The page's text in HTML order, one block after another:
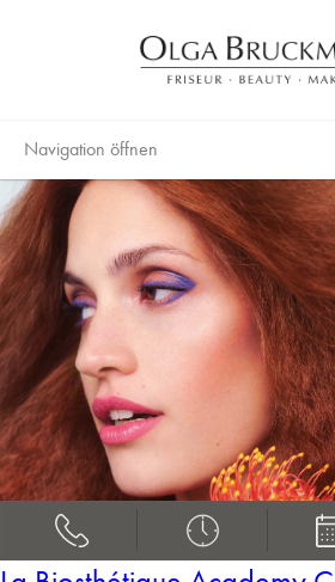
Navigation öffnen